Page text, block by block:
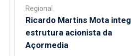
Regional
Ricardo Martins Mota
estrutura acionista da
Açormedia